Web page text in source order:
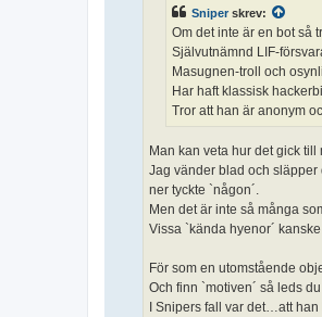
Sniperskrev:
Om det inte är en bot så
Självutnämnd LIF-
Masugnen-troll och
Har haft klassisk
Tror att han är anonym
Man kan veta hur det gick
Jag vänder blad och släpper
ner tyckte `någon´.
Men det är inte så många
Vissa `kända hyenor´
För som en utomstående
Och finn `motiven´ så leds
I Snipers fall var det…att